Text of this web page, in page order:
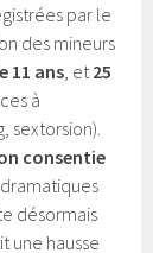
par le
des mineurs
11 ans, et25
à
sextorsion).
consentie
désormais
une hausse